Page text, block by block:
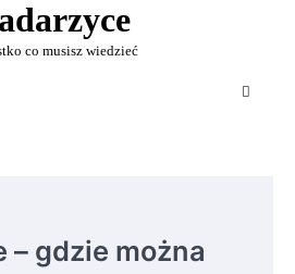
co musisz wiedzieć
– gdzie można